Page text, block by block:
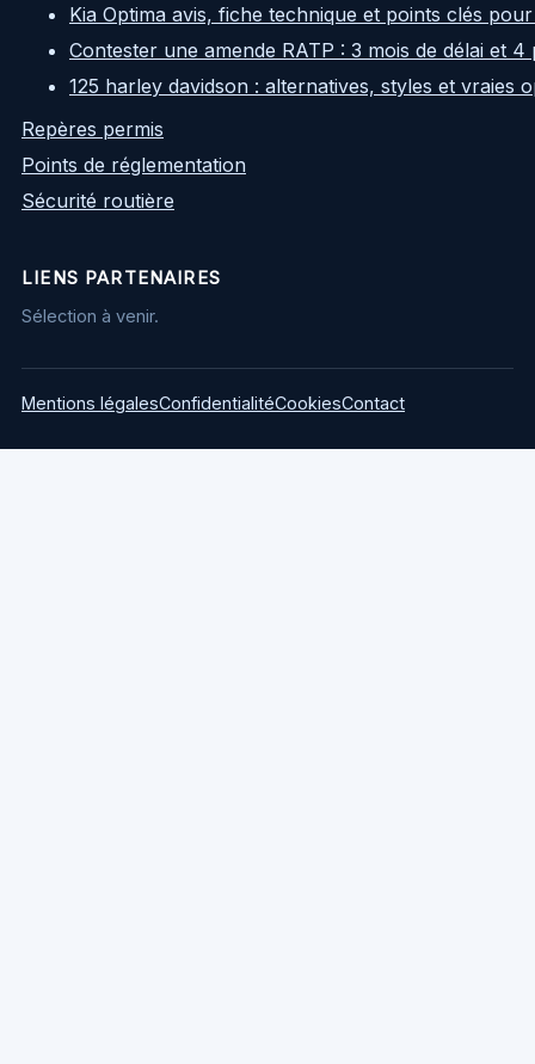
Kia Optima avis, fiche technique et points clés
Contester une amende RATP : 3 mois de délai et
125 harley davidson : alternatives, styles et vraies
Repères permis
Points de réglementation
Sécurité routière
LIENS PARTENAIRES
Sélection à venir.
Mentions légalesConfidentialitéCookiesContact